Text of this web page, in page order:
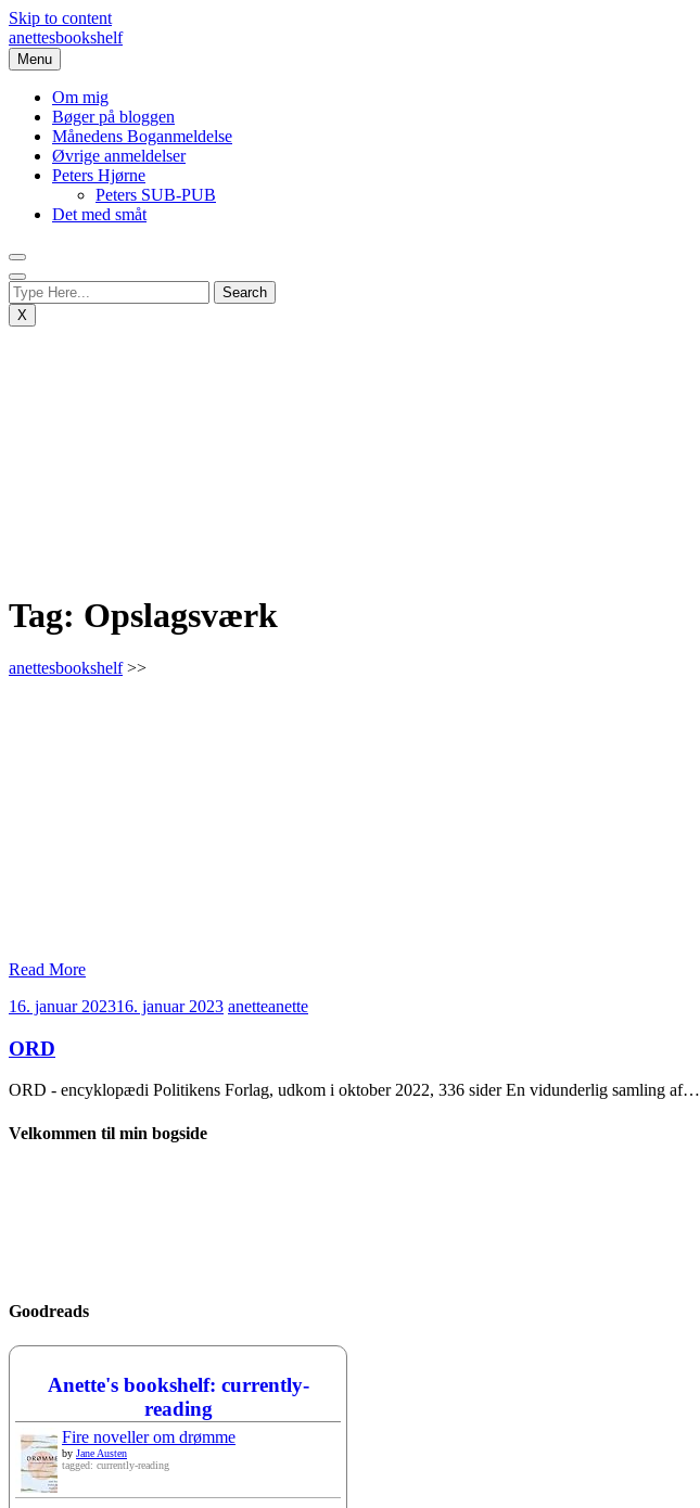
Skip to content
anettesbookshelf
Menu
Om mig
Bøger på bloggen
Månedens Boganmeldelse
Øvrige anmeldelser
Peters Hjørne
Peters SUB-PUB
Det med småt
X
Tag: Opslagsværk
anettesbookshelf>>
Read More
16. januar 202316. januar 2023 anetteanette
ORD
ORD - encyklopædi Politikens Forlag, udkom i oktober 2022, 336 sider En vidunderlig samling af…
Velkommen til min bogside
Goodreads
Anette's bookshelf: currently-
reading
Fire noveller om drømme
by Jane Austen
tagged: currently-reading